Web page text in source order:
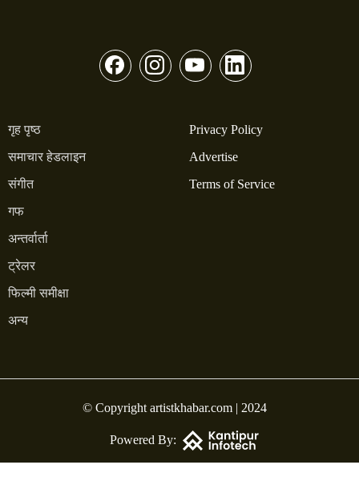
गृह पृष्ठ
समाचार हेडलाइन
संगीत
गफ
अन्तर्वार्ता
ट्रेलर
फिल्मी समीक्षा
अन्य
Privacy Policy
Advertise
Terms of Service
© Copyright artistkhabar.com | 2024
Powered By: